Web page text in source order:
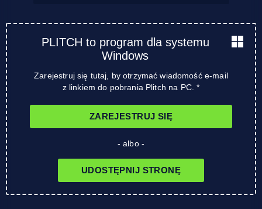
PLITCH to program dla systemu
Windows
Zarejestruj się tutaj, by otrzymać wiadomość e-mail
z linkiem do pobrania Plitch na PC. *
ZAREJESTRUJ SIĘ
- albo -
UDOSTĘPNIJ STRONĘ